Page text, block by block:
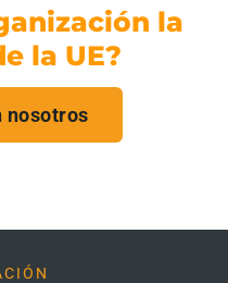
la
la UE?
nosotros